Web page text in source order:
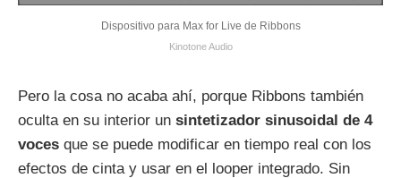
Dispositivo para Max for Live de Ribbons
Kinotone Audio
Pero la cosa no acaba ahí, porque Ribbons también
oculta en su interior un sintetizador sinusoidal de 4
voces que se puede modificar en tiempo real con los
efectos de cinta y usar en el looper integrado. Sin